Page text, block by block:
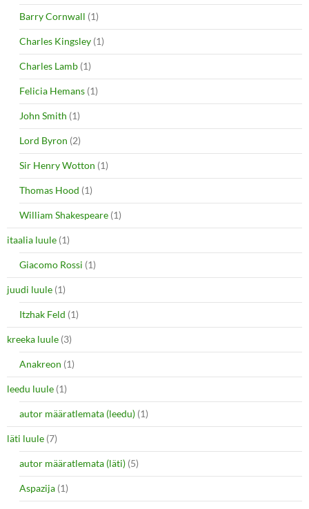
Barry Cornwall (1)
Charles Kingsley (1)
Charles Lamb (1)
Felicia Hemans (1)
John Smith (1)
Lord Byron (2)
Sir Henry Wotton (1)
Thomas Hood (1)
William Shakespeare (1)
itaalia luule (1)
Giacomo Rossi (1)
juudi luule (1)
Itzhak Feld (1)
kreeka luule (3)
Anakreon (1)
leedu luule (1)
autor määratlemata (leedu) (1)
läti luule (7)
autor määratlemata (läti) (5)
Aspazija (1)